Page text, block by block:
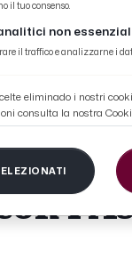
Torna l'ex Falasco
il tuo consenso.
non
il traffico e analizzarne i
eliminado i nostri
consulta la nostra